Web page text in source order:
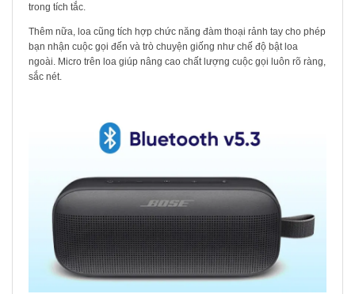
trong tích tắc.
Thêm nữa, loa cũng tích hợp chức năng đàm thoại rảnh tay cho phép
bạn nhận cuộc gọi đến và trò chuyện giống như chế độ bật loa
ngoài. Micro trên loa giúp nâng cao chất lượng cuộc gọi luôn rõ ràng,
sắc nét.